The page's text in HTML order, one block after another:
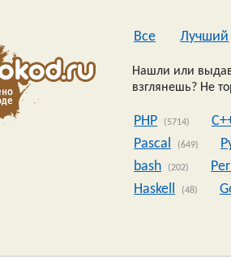
Все Лучший
Нашли или
взглянешь? Не
PHP (5714)
Pascal (649)
bash (202) Perl
Haskell (48)